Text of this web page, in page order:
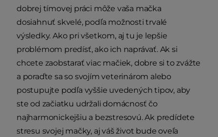
dobrej tímovej práci môže vaša mačka
dosiahnuť skvelé, podľa možnosti trvalé
výsledky. Ako pri všetkom, aj tu je lepšie
problémom predísť, ako ich naprávať. Ak si
chcete zaobstarať viac mačiek, dobre si to zvážte
a poraďte sa so svojím veterinárom alebo
postupujte podľa vyššie uvedených tipov, aby
ste od začiatku udržali domácnosť čo
najharmonickejšiu a bezstresovú. Ak predídete
stresu svojej mačky, aj váš život bude oveľa